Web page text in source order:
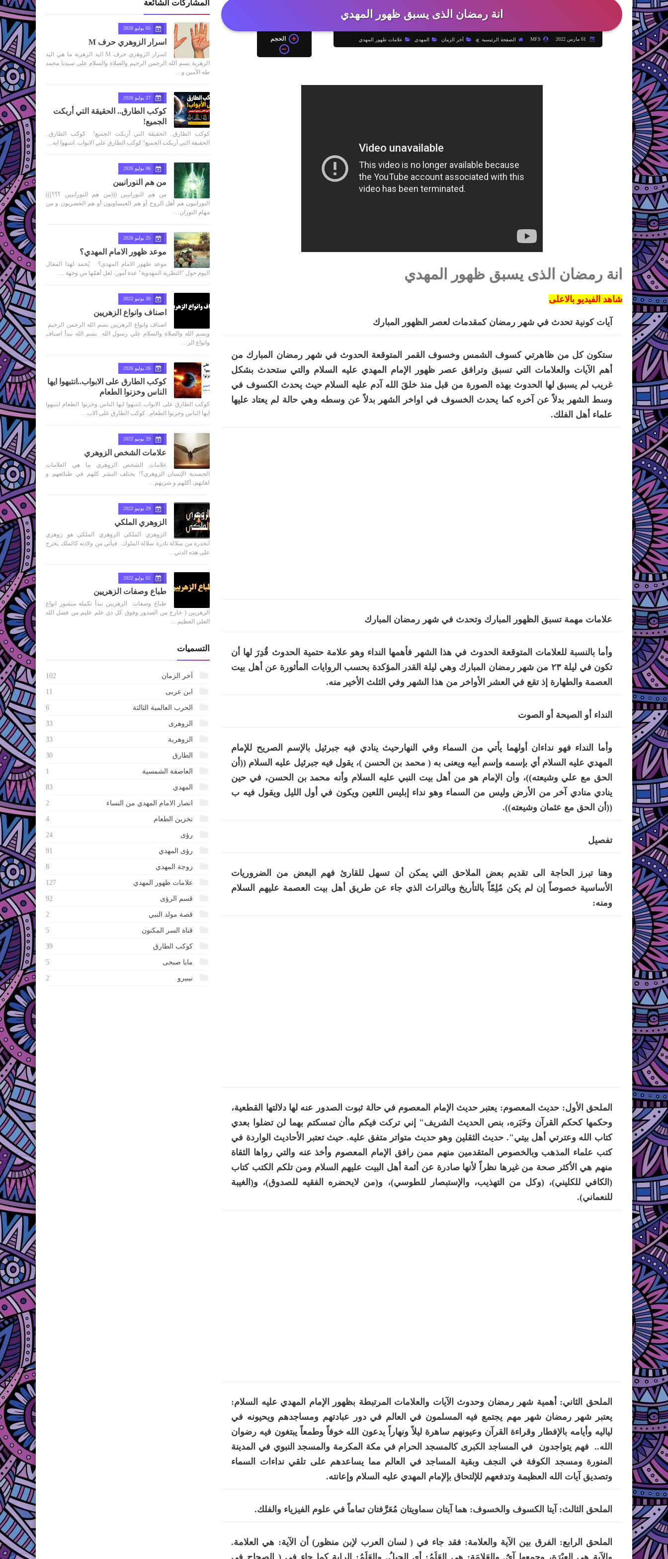
انة رمضان الذى يسبق ظهور المهدي
MFS الصفحة الرئيسية آخر الزمان المهدي علامات ظهور المهدي الحجم
انة رمضان الذى يسبق ظهور المهدي
شاهد الفيديو بالاعلى
آيات كونية تحدث في شهر رمضان كمقدمات لعصر الظهور المبارك
ستكون كل من ظاهرتي كسوف الشمس وخسوف القمر المتوقعة الحدوث في شهر رمضان المبارك من
أهم الآيات والعلامات التي تسبق وترافق عصر ظهور الإمام المهدي عليه السلام والتي ستحدث بشكل
غريب لم يسبق لها الحدوث بهذه الصورة من قبل منذ خلقَ الله آدم عليه السلام حيث يحدث الكسوف في
وسط الشهر بدلاً عن آخره كما يحدث الخسوف في اواخر الشهر بدلاً عن وسطه وهي حالة لم يعتاد عليها
علماء أهل الفلك.
علامات مهمة تسبق الظهور المبارك وتحدث في شهر رمضان المبارك
وأما بالنسبة للعلامات المتوقعة الحدوث في هذا الشهر فأهمها النداء وهو علامة حتمية الحدوث قُدِرَ لها أن
تكون في ليلة ۲۳ من شهر رمضان المبارك وهي ليلة القدر المؤكدة بحسب الروايات المأثورة عن أهل بيت
العصمة والطهارة إذ تقع في العشر الأواخر من هذا الشهر وفي الثلث الأخير منه.
النداء أو الصيحة أو الصوت
وأما النداء فهو نداءان أولهما يأتي من السماء وفي النهارحيث ينادي فيه جبرئيل بالإسم الصريح للإمام
المهدي عليه السلام أي بإسمه وإسم أبيه ويعنى به ( محمد بن الحسن )، يقول فيه جبرئيل عليه السلام ((أن
الحق مع علي وشيعته))، وأن الإمام هو من أهل بيت النبي عليه السلام وأنه محمد بن الحسن، في حين
ينادي منادي آخر من الأرض وليس من السماء وهو نداء إبليس اللعين ويكون في أول الليل ويقول فيه ب
((أن الحق مع عثمان وشيعته)).
تفصيل
وهنا تبرز الحاجة الى تقديم بعض الملاحق التي يمكن أن تسهل للقارئ فهم البعض من الضروريات
الأساسية خصوصاً إن لم يكن مٌلِمّاً بالتأريخ وبالتراث الذي جاء عن طريق أهل بيت العصمة عليهم السلام
ومنه:
الملحق الأول: حديث المعصوم: يعتبر حديث الإمام المعصوم في حالة ثبوت الصدور عنه لها دلالتها القطعية،
وحكمها كحكم القرآن وخَبَره، بنص الحديث الشريف" إني تركت فيكم ماأن تمسكتم بهما لن تضلوا بعدي
كتاب الله وعترتي أهل بيتي". حديث الثقلين وهو حديث متواتر متفق عليه. حيث تعتبر الأحاديث الواردة في
كتب علماء المذهب وبالخصوص المتقدمين منهم ممن رافق الإمام المعصوم وأخذ عنه والتي رواها الثقاة
منهم هي الأكثر صحة من غيرها نظراً لأنها صادرة عن أئمة أهل البيت عليهم السلام ومن تلكم الكتب كتاب
(الكافي للكليني)، (وكل من التهذيب، والإستبصار للطوسي)، و(من لايحضره الفقيه للصدوق)، و(الغيبة
للنعماني).
الملحق الثاني: أهمية شهر رمضان وحدوث الآيات والعلامات المرتبطة بظهور الإمام المهدي عليه السلام:
يعتبر شهر رمضان شهر مهم يجتمع فيه المسلمون في العالم في دور عبادتهم ومساجدهم ويحيونه في
لياليه وأيامه بالإفطار وقراءة القرآن وعيونهم ساهرة ليلاً ونهاراً يدعون الله خوفاً وطمعاً يبتغون فيه رضوان
الله.. فهم يتواجدون في المساجد الكبرى كالمسجد الحرام في مكة المكرمة والمسجد النبوي في المدينة
المنورة ومسجد الكوفة في النجف وبقية المساجد في العالم مما يساعدهم على تلقي نداءات السماء
وتصديق آيات الله العظيمة وتدفعهم للإلتحاق بإلإمام المهدي عليه السلام وإعانته.
الملحق الثالث: آيتا الكسوف والخسوف: هما آيتان سماويتان مُعَرَّفتان تماماً في علوم الفيزياء والفلك.
الملحق الرابع: الفرق بين الآية والعلامة: فقد جاء في ( لسان العرب لإبن منظور) أن الآية: هي العلامة.
المشاركات الشائعة
05 يوليو 2026
اسرار الزوهري حرف M
اسرار الزوهري حرف M اليد الزهرية ما هي اليد
الزهرية بسم الله الرحمن الرحيم والصلاة والسلام على سيدنا محمد
طه الأمين و…
27 يوليو 2026
كوكب الطارق.. الحقيقة التي أربكت
الجميع!
كوكب الطارق.. الحقيقة التي أربكت الجميع! كوكب الطارق..
الحقيقة التي أربكت الجميع! كوكب الطارق على الابواب..انتبهوا ايه…
06 يوليو 2026
من هم النورانيين
من هم النورانيين (((من هم النورانيين ؟؟؟)))
النورانيون هم أهل الروح أو هم العيساويون أو هم الخضريون و من
مهام النوران…
25 يوليو 2026
موعد ظهور الامام المهدي؟
موعد ظهور الامام المهدي؟ يُحمد لهذا المقال
اليوم حول "النظرية المهدوية" عدة أمور، لعل أهمّها من وجهة …
30 يونيو 2022
اصناف وانواع الزهريين
اصناف وانواع الزهريين بسم الله الرحمن الرحيم
ويسم الله والصلاة والسلام علي رسول الله بسم الله نبدأ اصناف
وانواع الز…
26 يوليو 2026
كوكب الطارق على الابواب..انتبهوا ايها
الناس وخزنوا الطعام
كوكب الطارق على الابواب..انتبهوا ايها الناس وخزنوا الطعام انتبهوا
ايها الناس وخزنوا الطعام.. كوكب الطارق على الاب…
29 يونيو 2022
علامات الشخص الزوهري
علامات الشخص الزوهري ما هي العلامات
الجسدية الإنسان الزوهري؟! يختلف البشر كلهم في طبائعهم و
لغاتهم، أكلهم و شربهم…
29 يونيو 2022
الزوهري الملكي
الزوهري الملكي الزوهري الملكي هو زوهري
انحدرة من سلالة نادرة سلالة الملوك.. فيأتي من ولادته كالملك يخرج
على هذه الدني…
02 يوليو 2022
طباع وصفات الزهريين
طباع وصفات الزهريين نبدأ تكمله منشور انواع
الزهريين ( خارج من الصدور وفوق كل ذي علم عليم من فضل الله
العلي العظيم …
التسميات
آخر الزمان 102
ابن عربى 11
الحرب العالمية الثالثة 6
الزوهرى 33
الزوهرية 33
الطارق 30
العاصفة الشمسية 1
المهدي 83
انصار الامام المهدي من النساء 2
تخزين الطعام 4
رؤى 24
رؤى المهدي 91
زوجة المهدي 8
علامات ظهور المهدي 127
قسم الرؤى 92
قصة مولد النبي 2
قناة السر المكنون 5
كوكب الطارق 39
مايا صبحى 5
نيبيرو 2